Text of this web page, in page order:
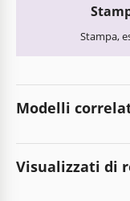
Stampa,
Modelli
Visualizzati di